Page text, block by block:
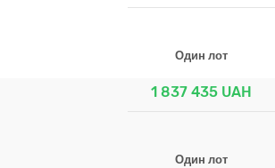
Один лот
1 837 435 UAH
Один лот